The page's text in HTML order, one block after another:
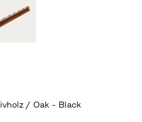
/ Oak - Black